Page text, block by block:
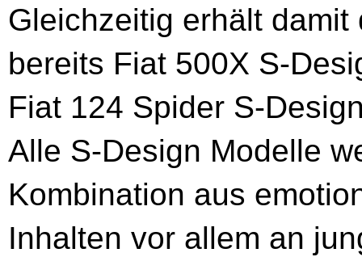
Gleichzeitig erhält
bereits Fiat 500X S-
Fiat 124 Spider S-
Alle S-Design Modelle
Kombination aus
Inhalten vor allem an